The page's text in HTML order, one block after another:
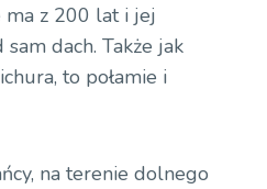
ma z 200 lat i jej
sam dach. Także jak
to połamie i
na terenie dolnego